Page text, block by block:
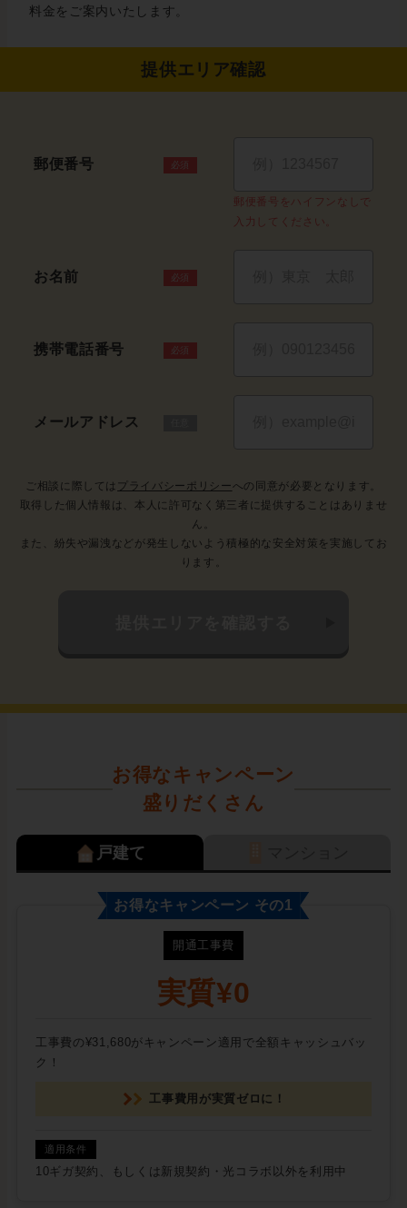
料金をご案内いたします。
お得なキャンペーン
盛りだくさん
戸建て
お得なキャンペーン その1
開通工事費
実質¥0
工事費の¥31,680がキャンペーン適用で全額キャッシュバッ
ク！
工事費用が実質ゼロに！
10ギガ契約、もしくは新規契約・光コラボ以外を利用中